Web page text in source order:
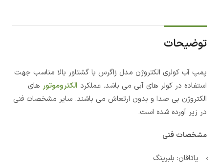
توضیحات
پمپ آب کولری الکتروژن مدل زاگرس با گشتاور بالا مناسب جهت
استفاده در کولر های آبی می باشد. عملکرد الکتروموتور های
الکتروژن بی صدا و بدون ارتعاش می باشند. سایر مشخصات فنی
در زیر آورده شده است.
مشخصات فنی
یاتاقان: بلبرینگ